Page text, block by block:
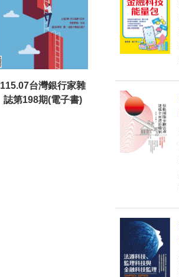
115.07台灣銀行家雜
誌第198期(電子書)